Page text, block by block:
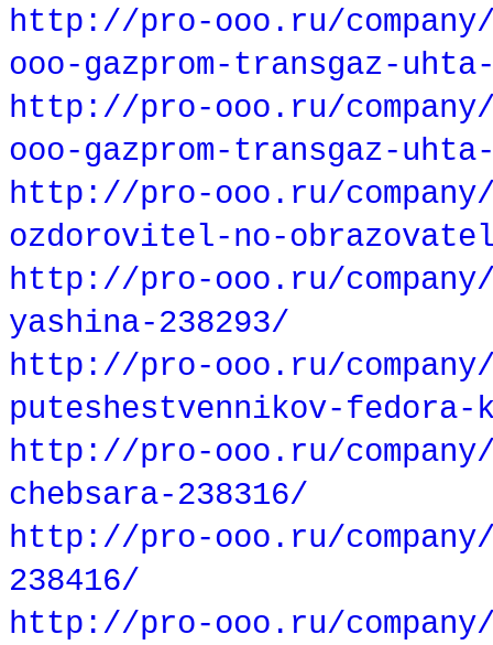
http://pro-ooo.ru/
ooo-gazprom-transgaz-
http://pro-ooo.ru/
ooo-gazprom-transgaz-
http://pro-ooo.ru/
ozdorovitel-no-
http://pro-ooo.ru/
yashina-238293/
http://pro-ooo.ru/
puteshestvennikov-fedora-
http://pro-ooo.ru/
chebsara-238316/
http://pro-ooo.ru/company/
238416/
http://pro-ooo.ru/company/